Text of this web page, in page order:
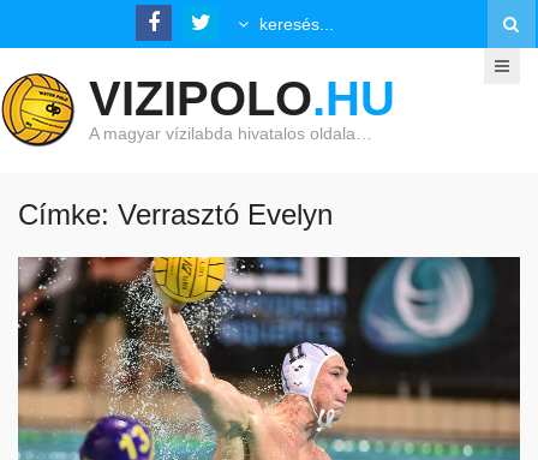
VIZIPOLO.HU
A magyar vízilabda hivatalos oldala…
Címke: Verrasztó Evelyn